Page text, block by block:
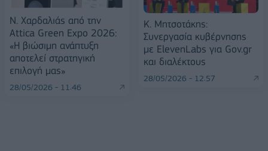
Ν. Χαρδαλιάς από την
Attica Green Expo 2026:
«Η βιώσιμη ανάπτυξη
αποτελεί στρατηγική
επιλογή μας»
28/05/2026 - 11:46
Κ. Μητσοτάκης:
Συνεργασία κυβέρνησης
με ElevenLabs για Gov.gr
και διαλέκτους
28/05/2026 - 12:57